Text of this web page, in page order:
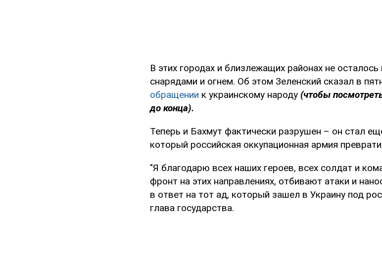
В этих городах и близлежащих районах не
снарядами и огнем. Об этом Зеленский сказал в
обращении к украинскому народу (чтобы
до конца).
Теперь и Бахмут фактически разрушен – он стал
который российская оккупационная армия
"Я благодарю всех наших героев, всех солдат и
фронт на этих направлениях, отбивают атаки и
в ответ на тот ад, который зашел в Украину под
глава государства.